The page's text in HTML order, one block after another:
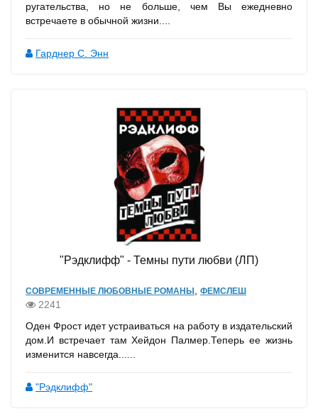
ругательства, но не больше, чем Вы ежедневно
встречаете в обычной жизни....
Гарднер С. Энн
"Рэдклифф" - Темны пути любви (ЛП)
СОВРЕМЕННЫЕ ЛЮБОВНЫЕ РОМАНЫ ФЕМСЛЕШ
2241
Оден Фрост идет устраиваться на работу в издательский
дом.И встречает там Хейдон Палмер.Теперь ее жизнь
изменится навсегда......
"Рэдклифф"